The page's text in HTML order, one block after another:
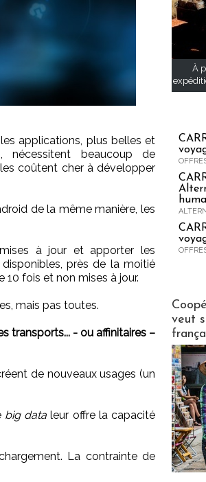
applications, plus belles et
nécessitent beaucoup de
coûtent cher à développer
de la même manière, les
à jour et apporter les
près de la moitié
fois et non mises à jour.
mais pas toutes.
transports... - ou affinitaires –
de nouveaux usages (un
big data leur offre la capacité
La contrainte de
À
veut